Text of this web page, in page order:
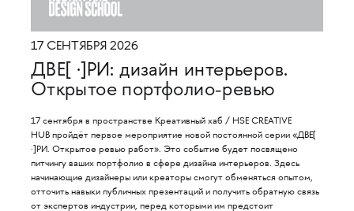
17 СЕНТЯБРЯ 2026
ДВЕ[ ·]РИ: дизайн интерьеров.
Открытое портфолио-ревью
17 сентября в пространстве Креативный хаб / HSE CREATIVE
HUB пройдёт первое мероприятие новой постоянной серии «ДВЕ[
·]РИ. Открытое ревью работ». Это событие будет посвящено
питчингу ваших портфолио в сфере дизайна интерьеров. Здесь
начинающие дизайнеры или креаторы смогут обменяться опытом,
отточить навыки публичных презентаций и получить обратную связь
от экспертов индустрии, перед которыми им предстоит